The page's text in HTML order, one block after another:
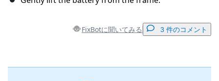
FixBotに聞いてみる 3 件のコメント